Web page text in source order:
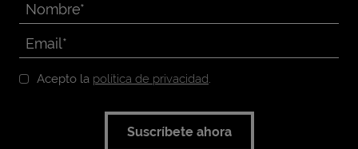
Acepto la política de privacidad.
Suscríbete ahora